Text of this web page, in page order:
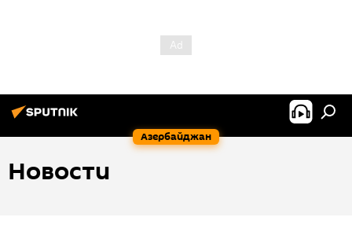
Азербайджан
Новости